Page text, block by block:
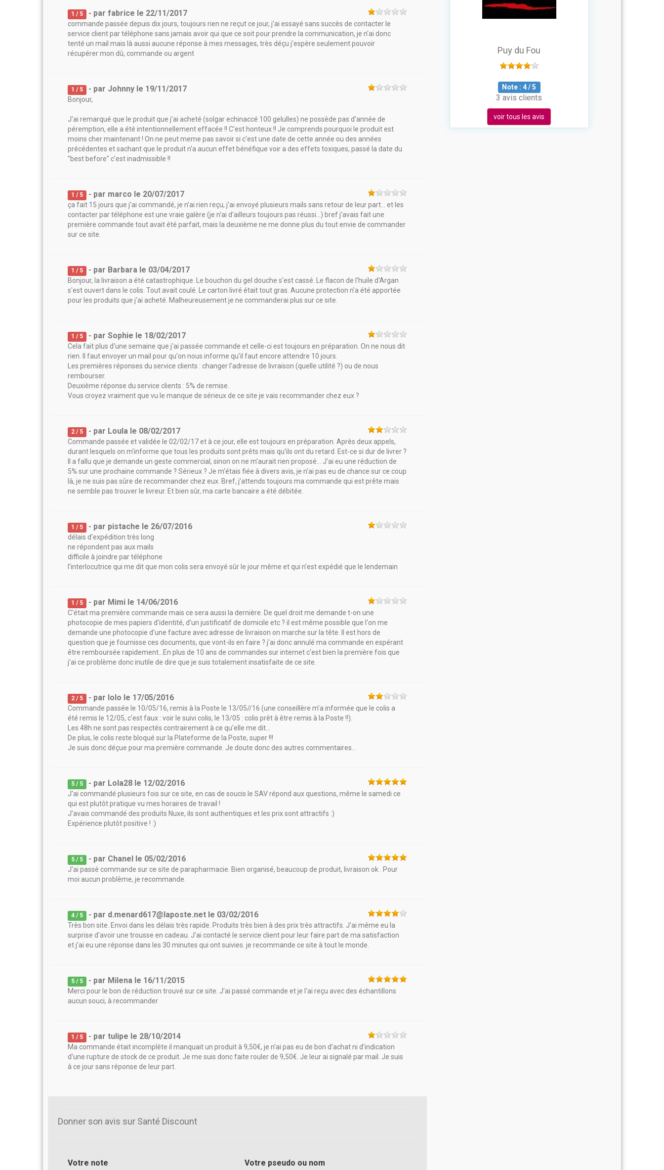
1 / 5 - parfabrice le 22/11/2017
commande passée depuis dix jours, toujours rien ne reçut ce jour, j'ai essayé sans succès de contacter le
service client par téléphone sans jamais avoir qui que ce soit pour prendre la communication, je n'ai donc
tenté un mail mais là aussi aucune réponse à mes messages, très déçu j'espère seulement pouvoir
récupérer mon dû, commande ou argent
1 / 5 - par Johnny le 19/11/2017
Bonjour,
J'ai remarqué que le produit que j'ai acheté (solgar echinaccé 100 gelulles) ne possède pas d'année de
péremption, elle a été intentionnellement effacée !! C'est honteux !! Je comprends pourquoi le produit est
moins cher maintenant ! On ne peut meme pas savoir si c'est une date de cette année ou des années
précédentes et sachant que le produit n'a aucun effet bénéfique voir a des effets toxiques, passé la date du
"best before" c'est inadmissible !!
1 / 5 - par marco le 20/07/2017
ça fait 15 jours que j'ai commandé, je n'ai rien reçu, j'ai envoyé plusieurs mails sans retour de leur part... et les
contacter par téléphone est une vraie galère (je n'ai d'ailleurs toujours pas réussi...) bref j'avais fait une
première commande tout avait été parfait, mais la deuxième ne me donne plus du tout envie de commander
sur ce site.
1 / 5 - par Barbara le 03/04/2017
Bonjour, la livraison a été catastrophique. Le bouchon du gel douche s'est cassé. Le flacon de l'huile d'Argan
s'est ouvert dans le colis. Tout avait coulé. Le carton livré était tout gras. Aucune protection n'a été apportée
pour les produits que j'ai acheté. Malheureusement je ne commanderai plus sur ce site.
1 / 5 - parSophie le 18/02/2017
Cela fait plus d'une semaine que j'ai passée commande et celle-ci est toujours en préparation. On ne nous dit
rien. Il faut envoyer un mail pour qu'on nous informe qu'il faut encore attendre 10 jours.
Les premières réponses du service clients : changer l'adresse de livraison (quelle utilité ?) ou de nous
rembourser.
Deuxième réponse du service clients : 5% de remise.
Vous croyez vraiment que vu le manque de sérieux de ce site je vais recommander chez eux ?
2 / 5 - par Loula le 08/02/2017
Commande passée et validée le 02/02/17 et à ce jour, elle est toujours en préparation. Après deux appels,
durant lesquels on m'informe que tous les produits sont prêts mais qu'ils ont du retard. Est-ce si dur de livrer ?
Il a fallu que je demande un geste commercial, sinon on ne m'aurait rien proposé... J'ai eu une réduction de
5% sur une prochaine commande ? Sérieux ? Je m'étais fiée à divers avis, je n'ai pas eu de chance sur ce coup
là, je ne suis pas sûre de recommander chez eux. Bref, j'attends toujours ma commande qui est prête mais
ne semble pas trouver le livreur. Et bien sûr, ma carte bancaire a été débitée.
1 / 5 - par pistache le 26/07/2016
délais d'expédition très long
ne répondent pas aux mails
difficile à joindre par téléphone
l'interlocutrice qui me dit que mon colis sera envoyé sûr le jour même et qui n'est expédié que le lendemain
1 / 5 - par Mimi le 14/06/2016
C'était ma première commande mais ce sera aussi la dernière. De quel droit me demande t-on une
photocopie de mes papiers d'identité, d'un justificatif de domicile etc ? il est même possible que l'on me
demande une photocopie d'une facture avec adresse de livraison on marche sur la tête. Il est hors de
question que je fournisse ces documents, que vont-ils en faire ? j'ai donc annulé ma commande en espérant
être remboursée rapidement...En plus de 10 ans de commandes sur internet c'est bien la première fois que
j'ai ce problème donc inutile de dire que je suis totalement insatisfaite de ce site.
2 / 5 - par lolo le 17/05/2016
Commande passée le 10/05/16, remis à la Poste le 13/05//16 (une conseillère m'a informée que le colis a
été remis le 12/05, c'est faux : voir le suivi colis, le 13/05 : colis prêt à être remis à la Poste !!).
Les 48h ne sont pas respectés contrairement à ce qu'elle me dit...
De plus, le colis reste bloqué sur la Plateforme de la Poste, super !!!
Je suis donc déçue pour ma première commande. Je doute donc des autres commentaires...
5 / 5 - par Lola28 le 12/02/2016
J'ai commandé plusieurs fois sur ce site, en cas de soucis le SAV répond aux questions, même le samedi ce
qui est plutôt pratique vu mes horaires de travail !
J'avais commandé des produits Nuxe, ils sont authentiques et les prix sont attractifs :)
Expérience plutôt positive ! :)
5 / 5 - par Chanel le 05/02/2016
J'ai passé commande sur ce site de parapharmacie. Bien organisé, beaucoup de produit, livraison ok . Pour
moi aucun problème, je recommande.
4 / 5 - par d.menard617@laposte.net le 03/02/2016
Très bon site. Envoi dans les délais très rapide. Produits très bien à des prix très attractifs. J'ai même eu la
surprise d'avoir une trousse en cadeau. J'ai contacté le service client pour leur faire part de ma satisfaction
et j'ai eu une réponse dans les 30 minutes qui ont suivies. je recommande ce site à tout le monde.
5 / 5 - par Milena le 16/11/2015
Merci pour le bon de réduction trouvé sur ce site. J'ai passé commande et je l'ai reçu avec des échantillons
aucun souci, à recommander
1 / 5 - partulipe le 28/10/2014
Ma commande était incomplète il manquait un produit à 9,50€, je n'ai pas eu de bon d'achat ni d'indication
d'une rupture de stock de ce produit. Je me suis donc faite rouler de 9,50€. Je leur ai signalé par mail. Je suis
à ce jour sans réponse de leur part.
Donner son avis sur Santé Discount
Votre note Votre pseudo ou nom
Puy du Fou
Note : 4/5
3 avis clients
voir tous les avis